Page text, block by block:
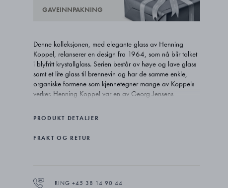
GAVEINNPAKNING
Denne kolleksjonen, med elegante glass av Henning
Koppel, relanserer en design fra 1964, som nå blir tolket
i blyfritt krystallglass. Serien består av høye og lave glass
samt et lite glass til brennevin og har de samme enkle,
organiske formene som kjennetegner mange av Koppels
verker. Henning Koppel var en av Georg Jensens
husets mest anerkjente design.
PRODUKT DETALJER
FRAKT OG RETUR
RING +45 38 14 90 44